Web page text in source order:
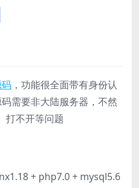
，功能很全面带有身份认
需要非大陆服务器，不然
打不开等问题
+ php7.0 + mysql5.6